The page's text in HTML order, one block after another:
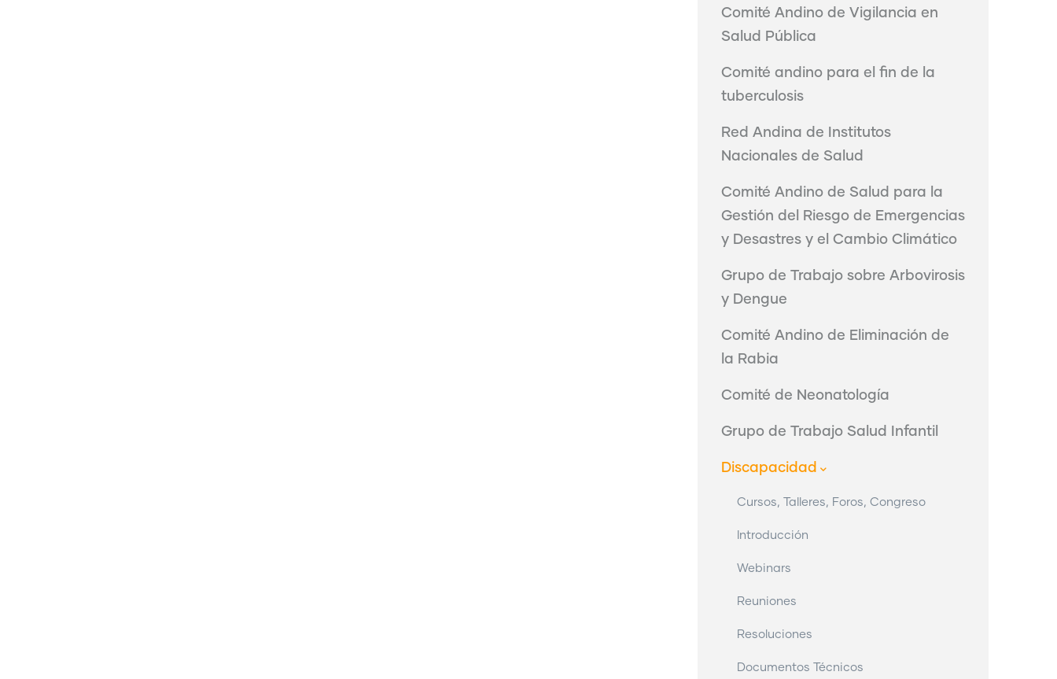
Comité Andino de Vigilancia en
Salud Pública
Comité andino para el fin de la
tuberculosis
Red Andina de Institutos
Nacionales de Salud
Comité Andino de Salud para la
Gestión del Riesgo de Emergencias
y Desastres y el Cambio Climático
Grupo de Trabajo sobre Arbovirosis
y Dengue
Comité Andino de Eliminación de
la Rabia
Comité de Neonatología
Grupo de Trabajo Salud Infantil
Discapacidad
Cursos, Talleres, Foros, Congreso
Introducción
Webinars
Reuniones
Resoluciones
Documentos Técnicos